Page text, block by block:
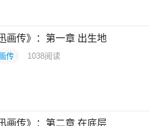
画传》：第一章 出生地
传 1038阅读
画传》：第二章 在底层